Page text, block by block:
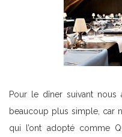
Pour le dîner suivant nous
beaucoup plus simple, car
qui l’ont adopté comme